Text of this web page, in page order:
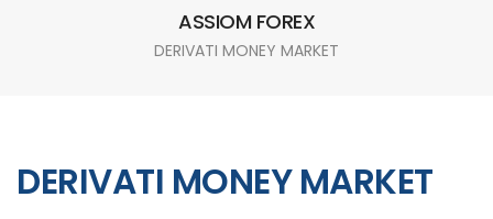
ASSIOM FOREX
DERIVATI MONEY MARKET
DERIVATI MONEY MARKET